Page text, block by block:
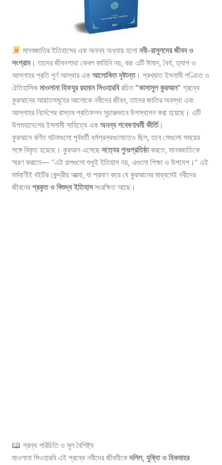
মানবজাতির ইতিহাসের এক অনন্য অধ্যায় হলো নবী-রাসুলদের জীবন ও
সংগ্রাম। তাদের জীবনগাথা কেবল কাহিনি নয়, বরং এটি ঈমান, ধৈর্য, ত্যাগ ও
আল্লাহর প্রতি পূর্ণ আস্থার এক আলোকিত দৃষ্টান্ত। প্রখ্যাত ইসলামী পণ্ডিত ও
ঐতিহাসিক মাওলানা হিফযুর রহমান সিওহারবিরচিত “কাসাসুল কুরআন” গ্রন্থে
কুরআনের আয়াতসমূহের আলোকে নবীদের জীবন, তাদের জাতির অবস্থা এবং
আল্লাহর নির্দেশের বাস্তব প্রতিফলন সুচারুভাবে উপস্থাপন করা হয়েছে। এটি
উপমহাদেশের ইসলামী সাহিত্যে এক অনন্য গবেষণাধর্মী কীর্তি।
কুরআনে বর্ণিত ঘটনাগুলো পূর্ববর্তী ধর্মগ্রন্থগুলোতেও ছিল, তবে সেগুলো সময়ের
সঙ্গে বিকৃত হয়েছে। কুরআন এসেছে সত্যের পুনঃপ্রতিষ্ঠাকরতে, মানবজাতিকে
স্মরণ করাতে— “এই গল্পগুলো শুধুই ইতিহাস নয়, এগুলো শিক্ষা ও উপদেশ।” এই
মর্মবাণীই বইটির কেন্দ্রীয় আত্মা, যা প্রমাণ করে যে কুরআনের মাধ্যমেই নবীদের
জীবনেরপ্রকৃত ও বিশুদ্ধ ইতিহাসসংরক্ষিত আছে।
গ্রন্থ পরিচিতি ও মূল বৈশিষ্ট্য
মাওলানা সিওহারবি এই গ্রন্থে নবীদের জীবনীকেদলিল, যুক্তি ও হিকমাহর